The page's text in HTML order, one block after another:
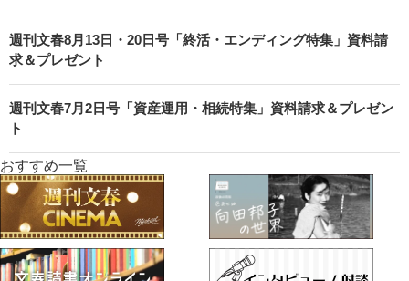
週刊文春8月13日・20日号「終活・エンディング特集」資料請
求＆プレゼント
週刊文春7月2日号「資産運用・相続特集」資料請求＆プレゼン
ト
おすすめ一覧